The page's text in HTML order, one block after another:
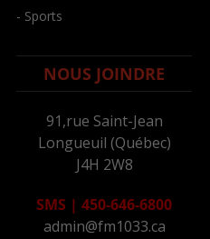
- Sports
NOUS JOINDRE
91,rue Saint-Jean
Longueuil (Québec)
J4H 2W8
SMS | 450-646-6800
admin@fm1033.ca